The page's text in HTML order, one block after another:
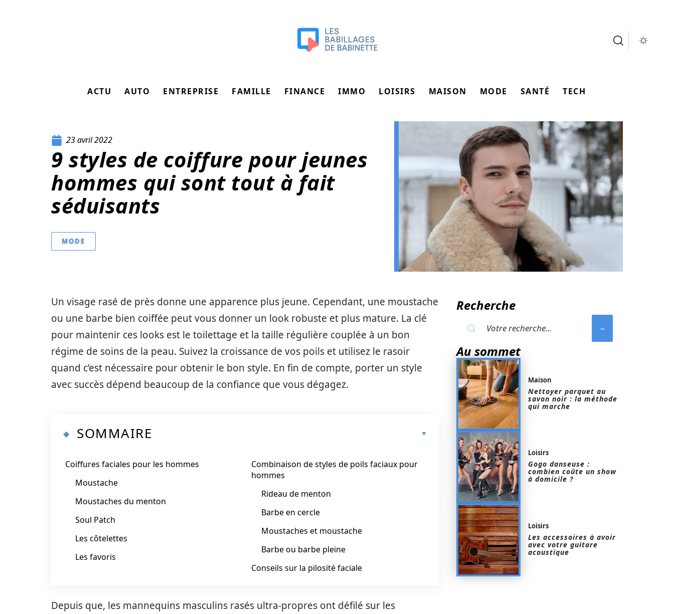
ACTU AUTO ENTREPRISE FAMILLE FINANCE IMMO LOISIRS MAISON MODE SANTÉ TECH
23 avril 2022
9 styles de coiffure pour jeunes
hommes qui sont tout à fait
séduisants
MODE
Un visage rasé de près donne une apparence plus jeune. Cependant, une moustache
ou une barbe bien coiffée peut vous donner un look robuste et plus mature. La clé
pour maintenir ces looks est le toilettage et la taille régulière couplée à un bon
régime de soins de la peau. Suivez la croissance de vos poils et utilisez le rasoir
quand c’est nécessaire pour obtenir le bon style. En fin de compte, porter un style
avec succès dépend beaucoup de la confiance que vous dégagez.
SOMMAIRE
Coiffures faciales pour les hommes
Moustache
Moustaches du menton
Soul Patch
Les côtelettes
Les favoris
Combinaison de styles de poils faciaux pour
hommes
Rideau de menton
Barbe en cercle
Moustaches et moustache
Barbe ou barbe pleine
Conseils sur la pilosité faciale
Depuis que, les mannequins masculins rasés ultra-propres ont défilé sur les
Recherche
Au sommet
Maison
Nettoyer parquet au
savon noir : la méthode
qui marche
Loisirs
Gogo danseuse :
combien coûte un show
à domicile ?
Loisirs
Les accessoires à avoir
avec votre guitare
acoustique